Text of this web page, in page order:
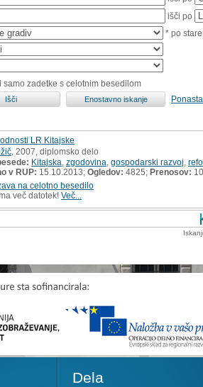
išči po
* po
samo zadetke s celotnim besedilom
LR Kitajske
, 2007, diplomsko delo
Kitajska zgodovina gospodarski razvoj
v RUP: 15.10.2013; Ogledov: 4825; Prenosov:
na celotno besedilo
več datotek! Več...
Dela